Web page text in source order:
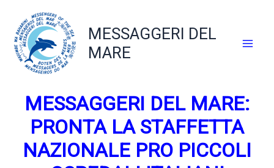
contenuto
MESSAGGERI DEL
MARE
MESSAGGERI DEL MARE:
PRONTA LA STAFFETTA
NAZIONALE PRO PICCOLI